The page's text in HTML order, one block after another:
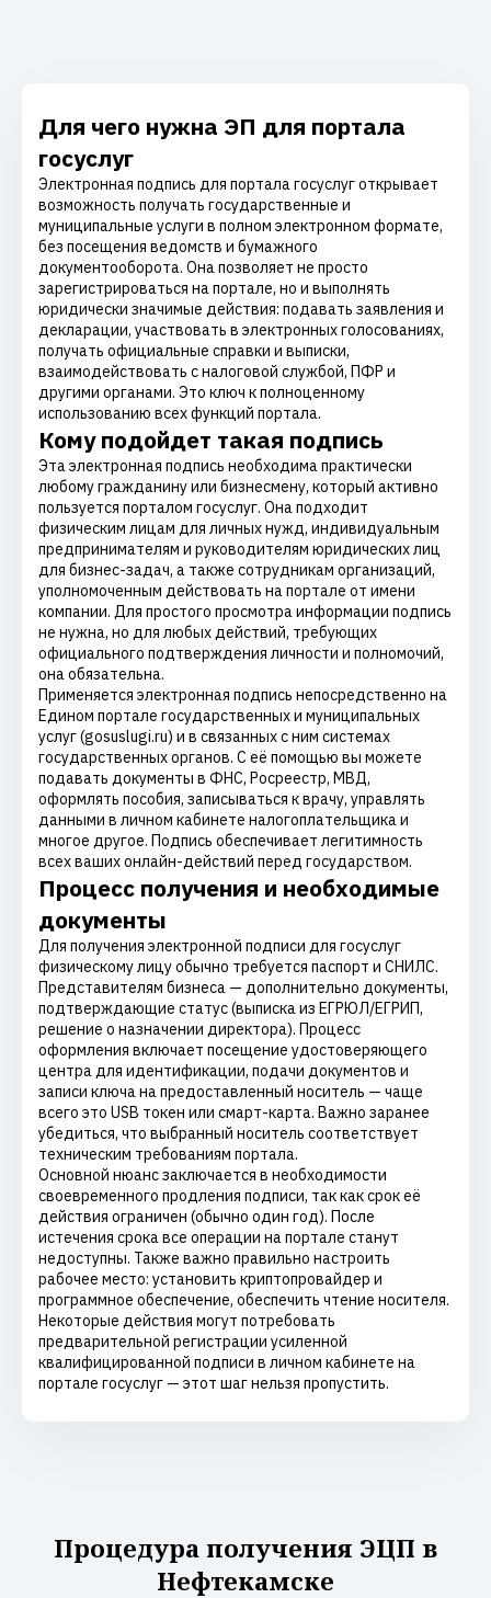
Для чего нужна ЭП для портала
госуслуг
Электронная подпись для портала госуслуг открывает
возможность получать государственные и
муниципальные услуги в полном электронном формате,
без посещения ведомств и бумажного
документооборота. Она позволяет не просто
зарегистрироваться на портале, но и выполнять
юридически значимые действия: подавать заявления и
декларации, участвовать в электронных голосованиях,
получать официальные справки и выписки,
взаимодействовать с налоговой службой, ПФР и
другими органами. Это ключ к полноценному
использованию всех функций портала.
Кому подойдет такая подпись
Эта электронная подпись необходима практически
любому гражданину или бизнесмену, который активно
пользуется порталом госуслуг. Она подходит
физическим лицам для личных нужд, индивидуальным
предпринимателям и руководителям юридических лиц
для бизнес-задач, а также сотрудникам организаций,
уполномоченным действовать на портале от имени
компании. Для простого просмотра информации подпись
не нужна, но для любых действий, требующих
официального подтверждения личности и полномочий,
она обязательна.
Применяется электронная подпись непосредственно на
Едином портале государственных и муниципальных
услуг (gosuslugi.ru) и в связанных с ним системах
государственных органов. С её помощью вы можете
подавать документы в ФНС, Росреестр, МВД,
оформлять пособия, записываться к врачу, управлять
данными в личном кабинете налогоплательщика и
многое другое. Подпись обеспечивает легитимность
всех ваших онлайн-действий перед государством.
Процесс получения и необходимые
документы
Для получения электронной подписи для госуслуг
физическому лицу обычно требуется паспорт и СНИЛС.
Представителям бизнеса — дополнительно документы,
подтверждающие статус (выписка из ЕГРЮЛ/ЕГРИП,
решение о назначении директора). Процесс
оформления включает посещение удостоверяющего
центра для идентификации, подачи документов и
записи ключа на предоставленный носитель — чаще
всего это USB токен или смарт-карта. Важно заранее
убедиться, что выбранный носитель соответствует
техническим требованиям портала.
Основной нюанс заключается в необходимости
своевременного продления подписи, так как срок её
действия ограничен (обычно один год). После
истечения срока все операции на портале станут
недоступны. Также важно правильно настроить
рабочее место: установить криптопровайдер и
программное обеспечение, обеспечить чтение носителя.
Некоторые действия могут потребовать
предварительной регистрации усиленной
квалифицированной подписи в личном кабинете на
портале госуслуг — этот шаг нельзя пропустить.
Процедура получения ЭЦП в
Нефтекамске